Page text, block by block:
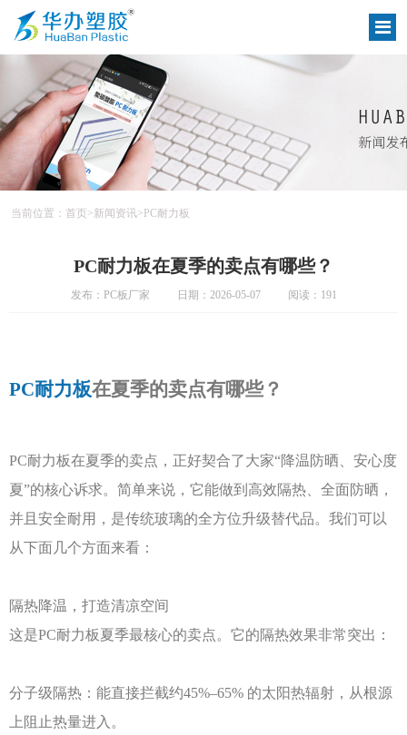
当前位置： 首页>新闻资讯> PC耐力板
PC耐力板在夏季的卖点有哪些？
发布：PC板厂家 日期：2026-05-07 阅读：191
PC耐力板在夏季的卖点有哪些？
PC耐力板在夏季的卖点，正好契合了大家“降温防晒、安心度
夏”的核心诉求。简单来说，它能做到高效隔热、全面防晒，
并且安全耐用，是传统玻璃的全方位升级替代品。我们可以
从下面几个方面来看：
隔热降温，打造清凉空间
这是PC耐力板夏季最核心的卖点。它的隔热效果非常突出：
分子级隔热：能直接拦截约45%–65% 的太阳热辐射，从根源
上阻止热量进入。